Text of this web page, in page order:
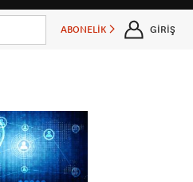
ABONELİK GİRİŞ